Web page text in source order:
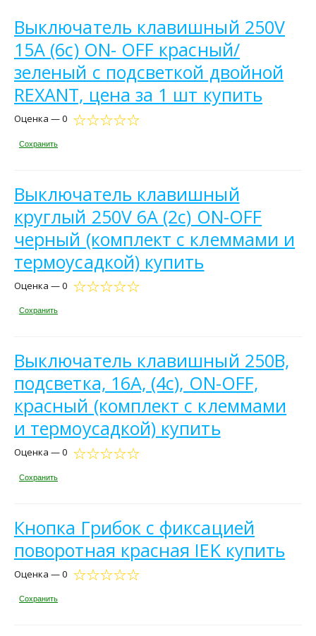
Выключатель клавишный 250V
15А (6с) ON- OFF красный/
зеленый с подсветкой двойной
REXANT, цена за 1 шт купить
Оценка — 0
Сохранить
Выключатель клавишный
круглый 250V 6А (2с) ON-OFF
черный (комплект с клеммами и
термоусадкой) купить
Оценка — 0
Сохранить
Выключатель клавишный 250В,
подсветка, 16А, (4с), ON-OFF,
красный (комплект с клеммами
и термоусадкой) купить
Оценка — 0
Сохранить
Кнопка Грибок с фиксацией
поворотная красная IEK купить
Оценка — 0
Сохранить